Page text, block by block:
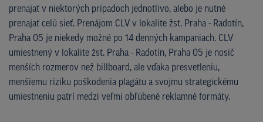
prenajať v niektorých prípadoch jednotlivo, alebo je nutné
prenajať celú sieť. Prenájom CLV v lokalite žst. Praha - Radotín,
Praha 05 je niekedy možné po 14 denných kampaniach. CLV
umiestnený v lokalite žst. Praha - Radotín, Praha 05 je nosič
menších rozmerov než billboard, ale vďaka presvetleniu,
menšiemu riziku poškodenia plagátu a svojmu strategickému
umiestneniu patrí medzi veľmi obľúbené reklamné formáty.